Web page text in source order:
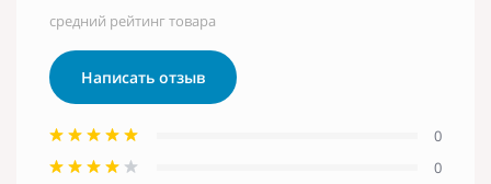
средний рейтинг товара
Написать отзыв
0
0